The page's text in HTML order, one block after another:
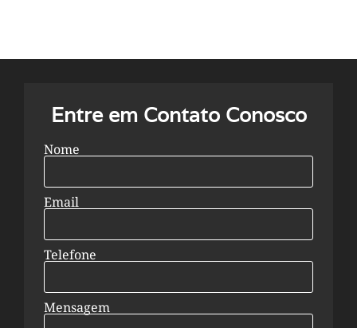
Entre em Contato Conosco
Nome
Email
Telefone
Mensagem